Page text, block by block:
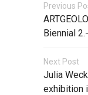
Previous
Biennial
Next Post
Julia
exhibition